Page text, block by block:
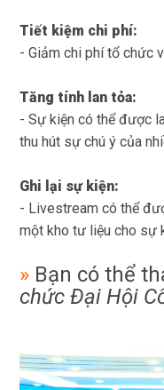
Tiết kiệm chi phí:
- Giảm chi phí tổ chức
Tăng tính lan tỏa:
- Sự kiện có thể được
thu hút sự chú ý của
Ghi lại sự kiện:
- Livestream có thể
một kho tư liệu cho sự
» Bạn có thể
chức Đại Hội